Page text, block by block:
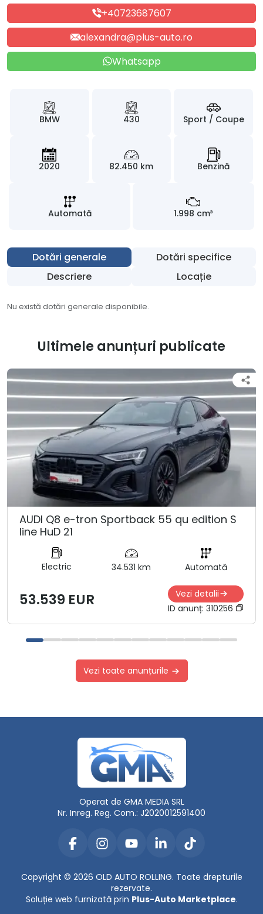
+40723687607
alexandra@plus-auto.ro
Whatsapp
BMW 430 Sport / Coupe
2020 82.450 km Benzină
Automată 1.998 cm³
Dotări generale
Dotări specifice
Descriere
Locație
Nu există dotări generale disponibile.
Ultimele anunțuri publicate
AUDI Q8 e-tron Sportback 55 qu edition S
line HuD 21
Electric 34.531 km Automată
53.539 EUR
Vezi detalii
ID anunț: 310256
Vezi toate anunțurile
Operat de GMA MEDIA SRL
Nr. Inreg. Reg. Com.: J2020012591400
Copyright © 2026 OLD AUTO ROLLING. Toate drepturile
rezervate.
Soluție web furnizată prin Plus-Auto Marketplace.